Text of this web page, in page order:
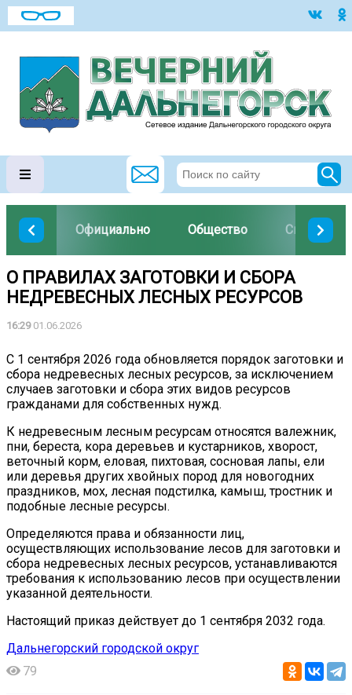
Официально Общество Спорт
О ПРАВИЛАХ ЗАГОТОВКИ И СБОРА
НЕДРЕВЕСНЫХ ЛЕСНЫХ РЕСУРСОВ
16:2901.06.2026
С 1 сентября 2026 года обновляется порядок заготовки и
сбора недревесных лесных ресурсов, за исключением
случаев заготовки и сбора этих видов ресурсов
гражданами для собственных нужд.
К недревесным лесным ресурсам относятся валежник,
пни, береста, кора деревьев и кустарников, хворост,
веточный корм, еловая, пихтовая, сосновая лапы, ели
или деревья других хвойных пород для новогодних
праздников, мох, лесная подстилка, камыш, тростник и
подобные лесные ресурсы.
Определяются права и обязанности лиц,
осуществляющих использование лесов для заготовки и
сбора недревесных лесных ресурсов, устанавливаются
требования к использованию лесов при осуществлении
указанной деятельности.
Настоящий приказ действует до 1 сентября 2032 года.
Дальнегорский городской округ
79